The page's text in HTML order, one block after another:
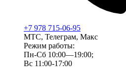
+7 978 715-06-95
МТС, Телеграм, Макс
Режим работы:
Пн-Сб 10:00—19:00;
Вс 11:00-17:00